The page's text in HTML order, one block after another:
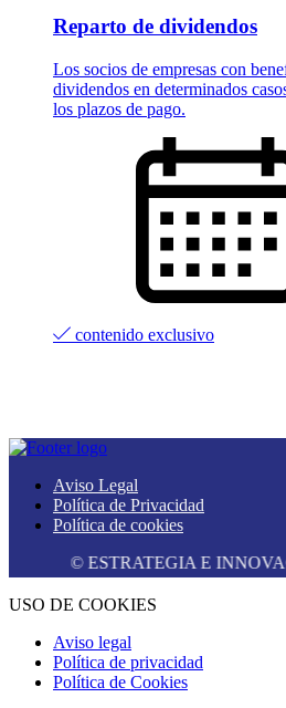
Reparto de dividendos
Los socios de empresas con
dividendos en determinados
los plazos de pago.
contenido exclusivo
Aviso Legal
Política de Privacidad
Política de cookies
© ESTRATEGIA E
USO DE COOKIES
Aviso legal
Política de privacidad
Política de Cookies